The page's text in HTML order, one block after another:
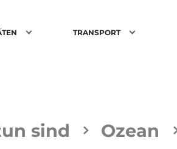
TRANSPORT
sind Ozean